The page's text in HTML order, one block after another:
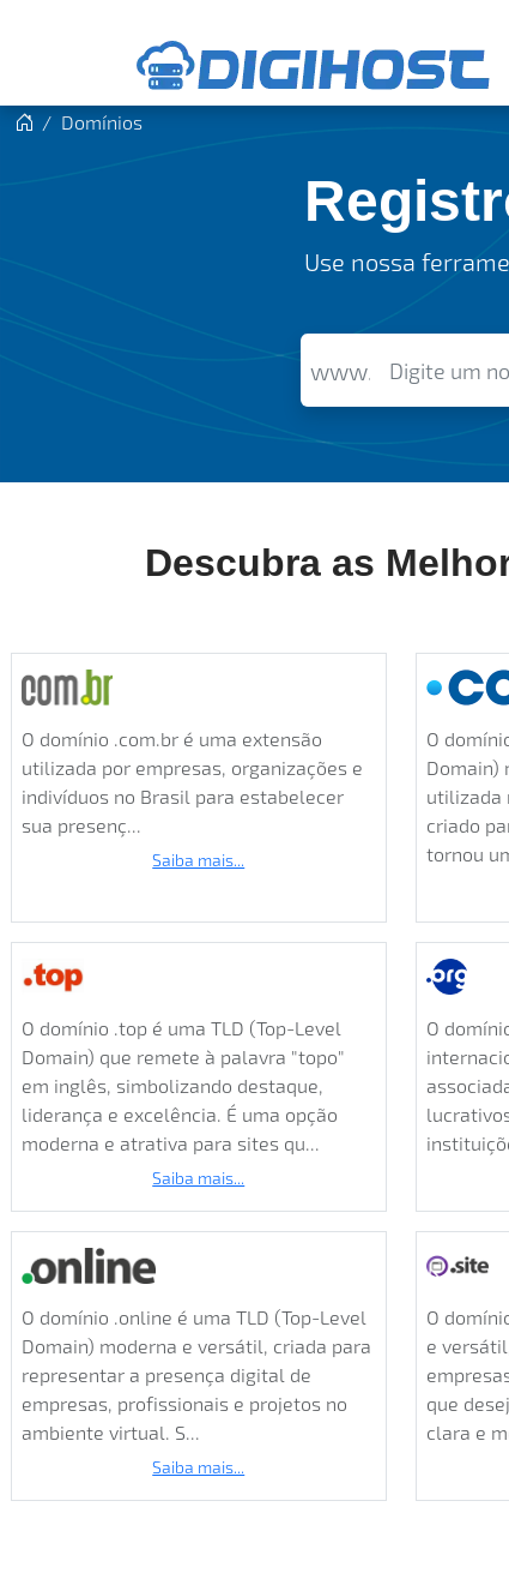
Domínios
Use nossa
www.
Descubra as
O domínio .com.br é uma extensão
utilizada por empresas, organizações e
indivíduos no Brasil para estabelecer
sua presenç...
Saiba mais...
O
Domain)
utilizada
criado
tornou
O domínio .top é uma TLD (Top-Level
Domain) que remete à palavra "topo"
em inglês, simbolizando destaque,
liderança e excelência. É uma opção
moderna e atrativa para sites qu...
Saiba mais...
O
O domínio .online é uma TLD (Top-Level
Domain) moderna e versátil, criada para
representar a presença digital de
empresas, profissionais e projetos no
ambiente virtual. S...
Saiba mais...
O
e
que
clara e